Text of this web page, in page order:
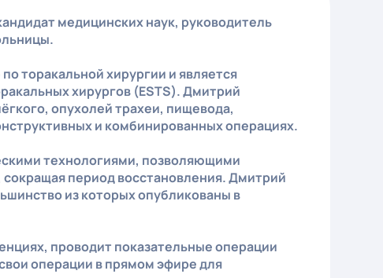
медицинских наук, руководитель
торакальной хирургии и является
хирургов (ESTS). Дмитрий
опухолей трахеи, пищевода,
и комбинированных операциях.
технологиями, позволяющими
период восстановления. Дмитрий
из которых опубликованы в
проводит показательные операции
операции в прямом эфире для